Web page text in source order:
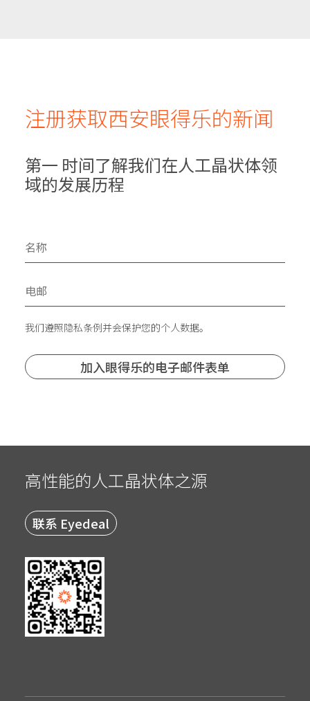
注册获取西安眼得乐的新闻
第一 时间了解我们在人工晶状体领
域的发展历程
我们遵照隐私条例并会保护您的个人数据。
高性能的人工晶状体之源
联系 Eyedeal